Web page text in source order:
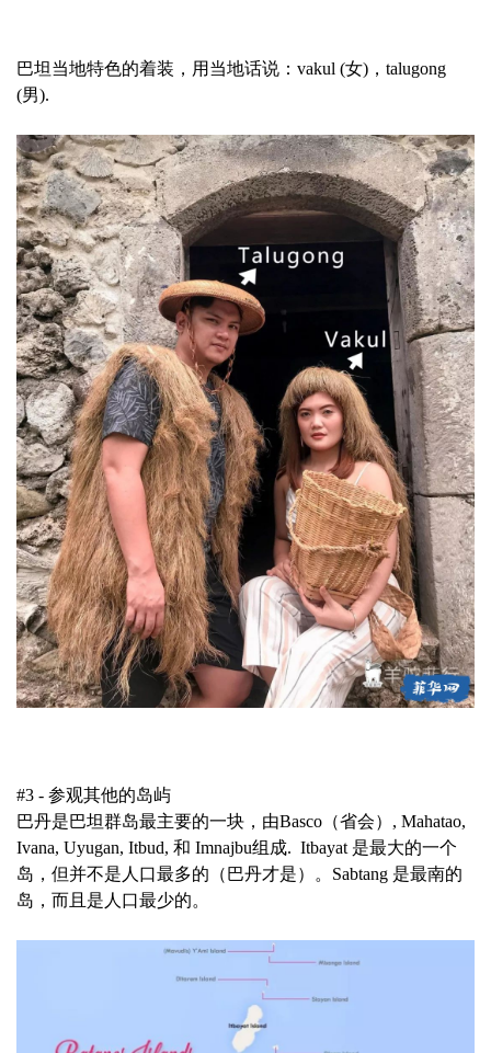
巴坦当地特色的着装，用当地话说： vakul (女)， talugong
(男).
#3 - 参观其他的岛屿
巴丹是巴坦群岛最主要的一块，由Basco（省会）, Mahatao,
Ivana, Uyugan, Itbud, 和 Imnajbu组成. Itbayat 是最大的一个
岛，但并不是人口最多的（巴丹才是）。Sabtang 是最南的
岛，而且是人口最少的。